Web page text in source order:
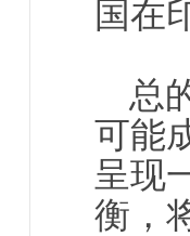
国在
总
可能
呈现
衡，